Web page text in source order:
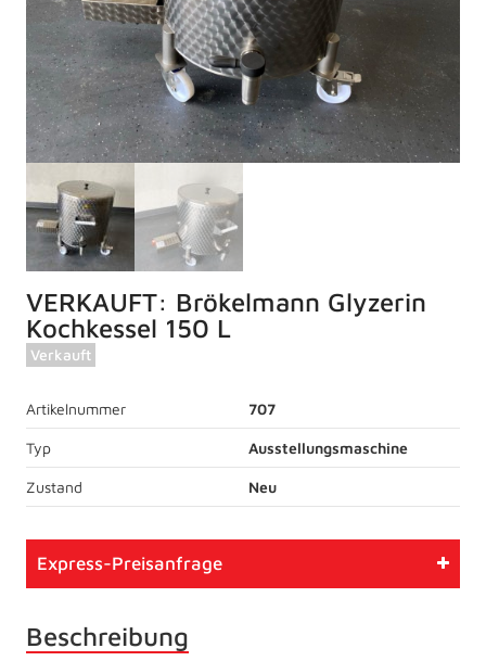
VERKAUFT: Brökelmann Glyzerin
Kochkessel 150 L
Verkauft
Artikelnummer
Typ
Zustand
707
Ausstellungsmaschine
Neu
Express-Preisanfrage
Beschreibung